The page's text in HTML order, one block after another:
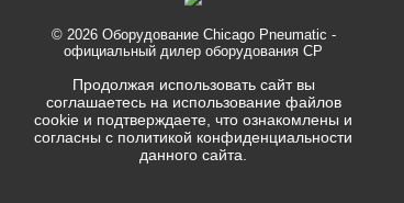
© 2026 Оборудование Chicago Pneumatic -
официальный дилер оборудования CP
Продолжая использовать сайт вы
соглашаетесь на использование файлов
cookie и подтверждаете, что ознакомлены и
согласны с политикой конфиденциальности
данного сайта.